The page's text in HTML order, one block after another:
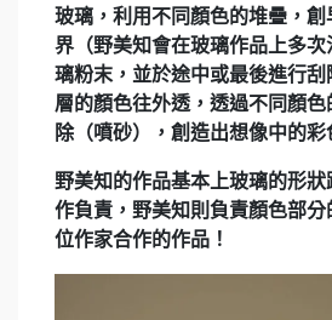
玻璃，利用不同顏色的堆疊，
界（野美知會在玻璃作品上多
璃粉末，並於途中或最後進行
層的顏色往外透，透過不同顏色
除（噴砂），創造出想像中的彩
野美知的作品基本上玻璃的形
作負責，野美知則負責顏色部
位作家合作的作品！